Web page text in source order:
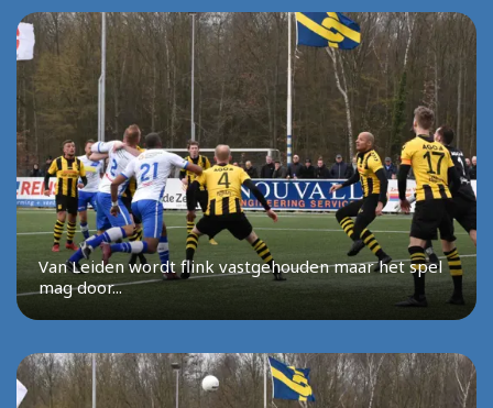
Van Leiden wordt flink vastgehouden maar het spel
mag door...